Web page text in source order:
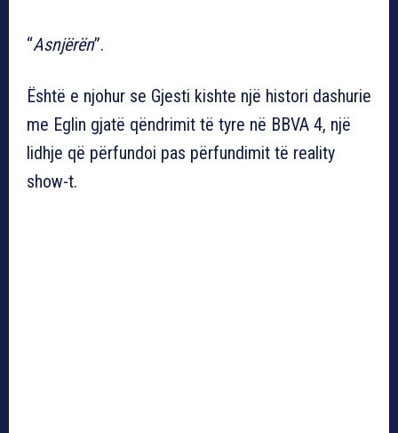
“Asnjërën”.
Është e njohur se Gjesti kishte një histori dashurie
me Eglin gjatë qëndrimit të tyre në BBVA 4, një
lidhje që përfundoi pas përfundimit të reality
show-t.